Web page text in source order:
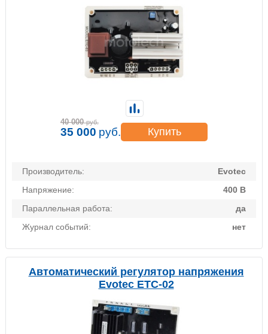
Производитель:
Evotec
Напряжение:
400 В
Параллельная работа:
да
Журнал событий:
нет
40 000 руб.
35 000 руб. Купить
Автоматический регулятор напряжения
Evotec ETC-02